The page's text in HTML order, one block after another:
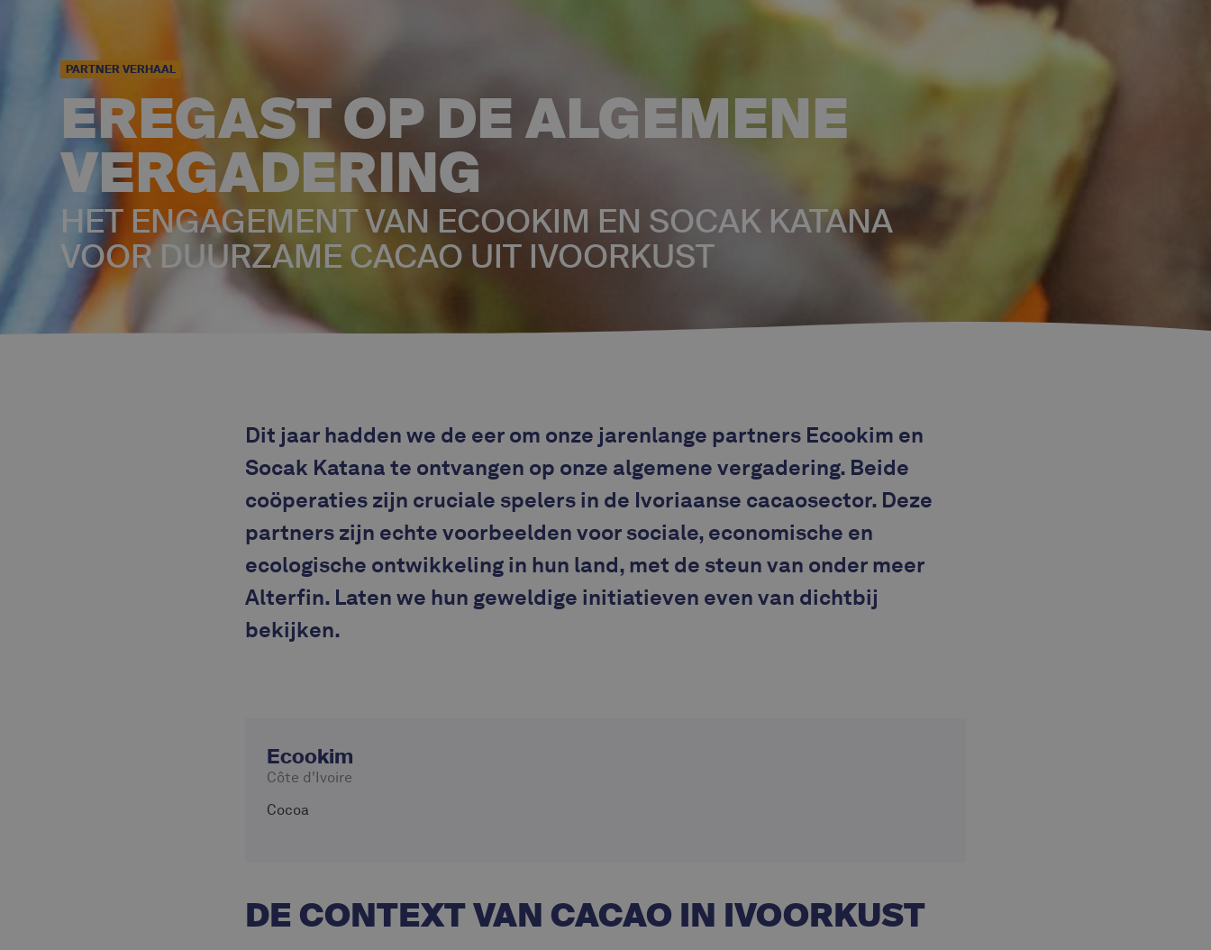
PARTNER VERHAAL
EREGAST OP DE ALGEMENE
VERGADERING
HET ENGAGEMENT VAN ECOOKIM EN SOCAK KATANA
VOOR DUURZAME CACAO UIT IVOORKUST
Dit jaar hadden we de eer om onze jarenlange partners Ecookim en
Socak Katana te ontvangen op onze algemene vergadering. Beide
coöperaties zijn cruciale spelers in de Ivoriaanse cacaosector. Deze
partners zijn echte voorbeelden voor sociale, economische en
ecologische ontwikkeling in hun land, met de steun van onder meer
Alterfin. Laten we hun geweldige initiatieven even van dichtbij
bekijken.
Ecookim
Côte d'Ivoire
Cocoa
DE CONTEXT VAN CACAO IN IVOORKUST